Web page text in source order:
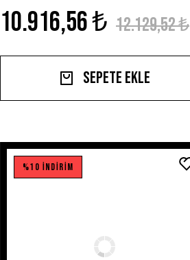
10.916,56 ₺ 12.129,52 ₺
Sepete Ekle
%10 İNDİRİM